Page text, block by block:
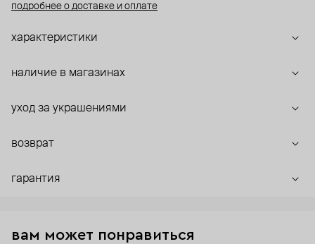
подробнее о доставке и оплате
характеристики
наличие в магазинах
уход за украшениями
возврат
гарантия
вам может понравиться